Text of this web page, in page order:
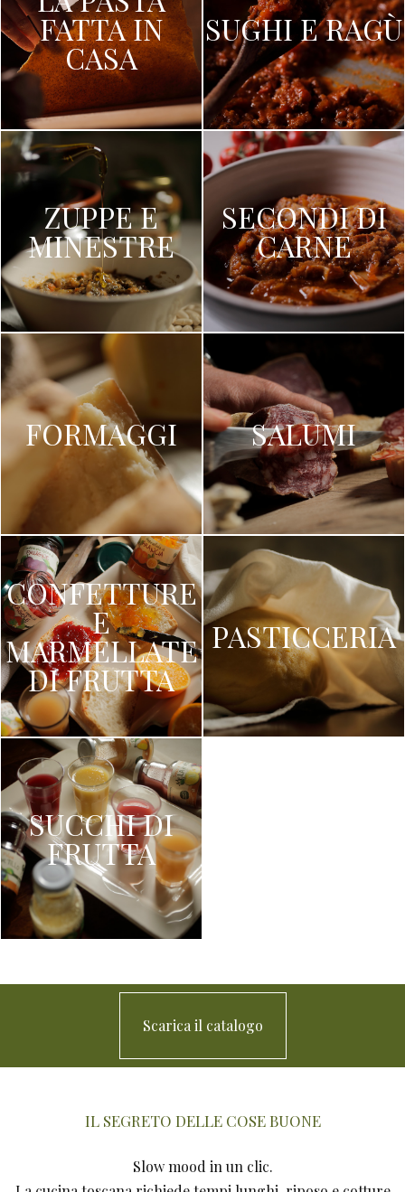
FATTA IN
CASA
SUGHI E RAGÙ
ZUPPE E
MINESTRE
SECONDI DI
CARNE
FORMAGGI SALUMI
CONFETTURE
E
MARMELLATE
DI FRUTTA
PASTICCERIA
SUCCHI DI
FRUTTA
Scarica il catalogo
IL SEGRETO DELLE COSE BUONE
Slow mood in un clic.